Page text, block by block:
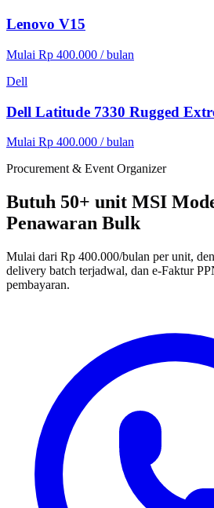
Lenovo V15
Mulai Rp 400.000 / bulan
Dell
Dell Latitude 7330 Rugged
Mulai Rp 400.000 / bulan
Procurement & Event Organizer
Butuh 50+ unit MSI
Penawaran Bulk
Mulai dari Rp 400.000/bulan per unit,
delivery batch terjadwal, dan e-Faktur
pembayaran.